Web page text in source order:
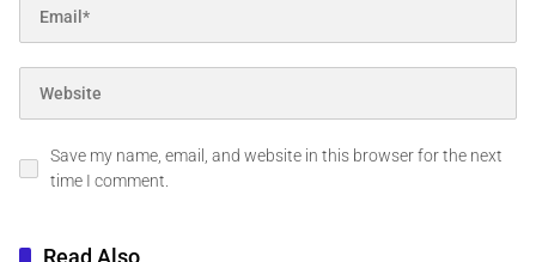
Save my name, email, and website in this browser for the next
time I comment.
Read Also